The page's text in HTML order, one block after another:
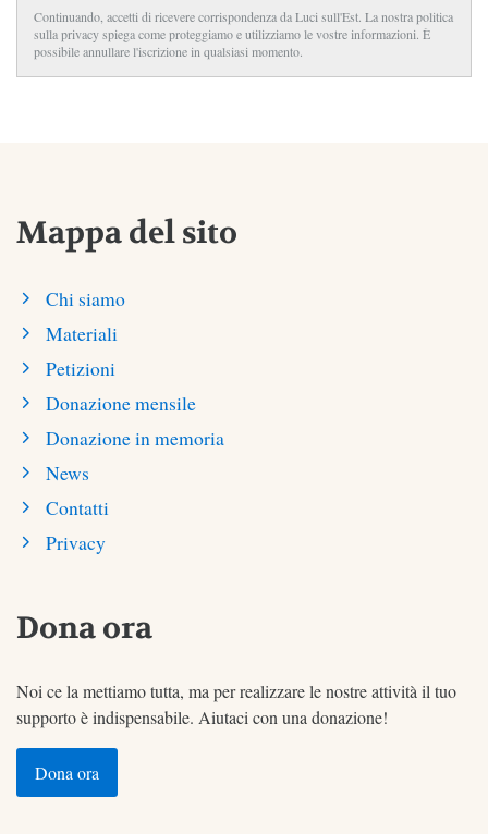
Continuando, accetti di ricevere corrispondenza da Luci sull'Est. La nostra politica
sulla privacy spiega come proteggiamo e utilizziamo le vostre informazioni. È
possibile annullare l'iscrizione in qualsiasi momento.
Mappa del sito
Chi siamo
Materiali
Petizioni
Donazione mensile
Donazione in memoria
News
Contatti
Privacy
Dona ora
Noi ce la mettiamo tutta, ma per realizzare le nostre attività il tuo
supporto è indispensabile. Aiutaci con una donazione!
Dona ora